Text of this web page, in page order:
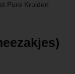
Pure Kruiden